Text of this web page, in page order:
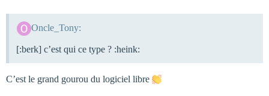
Oncle_Tony:
[:berk] c’est qui ce type ? :heink:
C’est le grand gourou du logiciel libre